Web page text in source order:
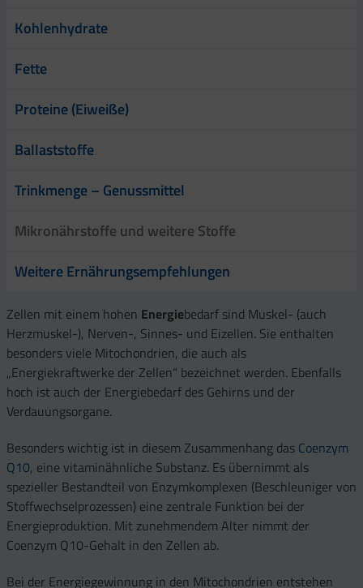
Kohlenhydrate
Fette
Proteine (Eiweiße)
Ballaststoffe
Trinkmenge – Genussmittel
Mikronährstoffe und weitere Stoffe
Weitere Ernährungsempfehlungen
Zellen mit einem hohen Energiebedarf sind Muskel- (auch
Herzmuskel-), Nerven-, Sinnes- und Eizellen. Sie enthalten
besonders viele Mitochondrien, die auch als
„Energiekraftwerke der Zellen“ bezeichnet werden. Ebenfalls
hoch ist auch der Energiebedarf des Gehirns und der
Verdauungsorgane.
Besonders wichtig ist in diesem Zusammenhang das Coenzym
Q10, eine vitaminähnliche Substanz. Es übernimmt als
spezieller Bestandteil von Enzymkomplexen (Beschleuniger von
Stoffwechselprozessen) eine zentrale Funktion bei der
Energieproduktion. Mit zunehmendem Alter nimmt der
Coenzym Q10-Gehalt in den Zellen ab.
Bei der Energiegewinnung in den Mitochondrien entstehen